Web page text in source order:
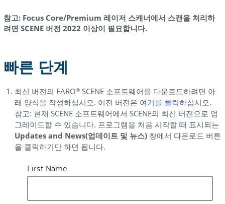
참고: Focus Core/Premium 레이저 스캐너에서 스캔을 처리하
려면 SCENE 버전 2022 이상이 필요합니다.
빠른 단계
최신 버전의 FARO®SCENE 소프트웨어를 다운로드하려면 아
래 양식을 작성하십시오. 이전 버전은 여기를 클릭하십시오.
참고: 현재 SCENE 소프트웨어에서 SCENE의 최신 버전으로 업
그레이드할 수 있습니다. 프로그램을 처음 시작할 때 표시되는
Updates and News(업데이트 및 뉴스)창에서 다운로드 버튼
을 클릭하기만 하면 됩니다.